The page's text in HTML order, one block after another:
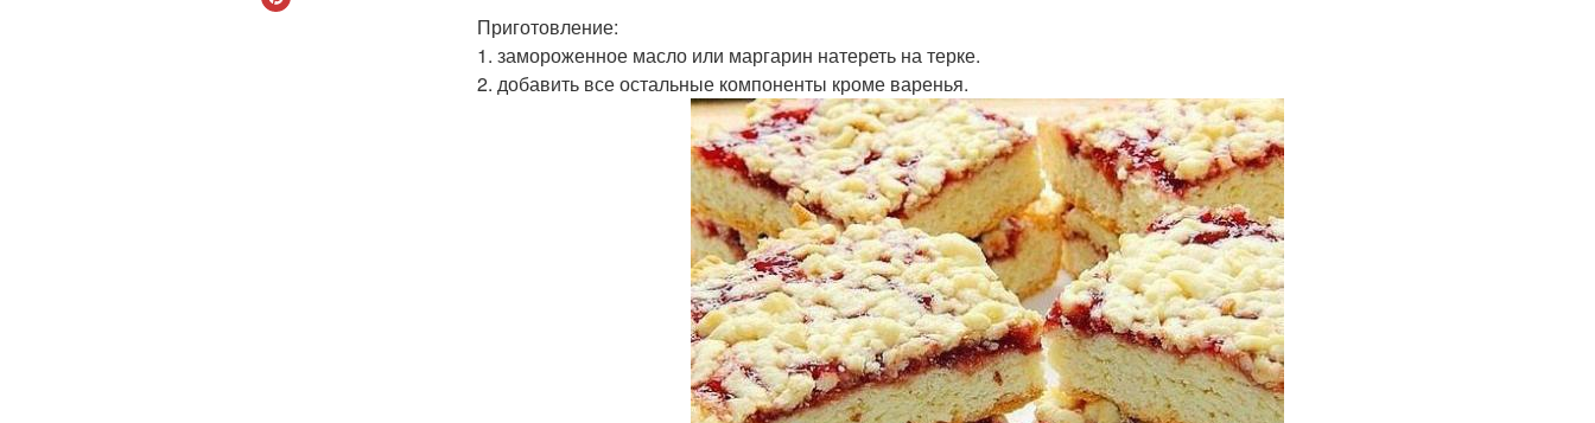
Приготовление:
1. замороженное масло или маргарин натереть на терке.
2. добавить все остальные компоненты кроме варенья.